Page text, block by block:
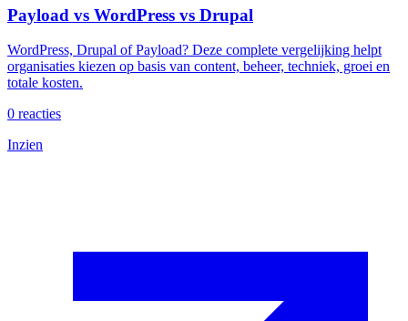
Payload vs WordPress vs Drupal
WordPress, Drupal of Payload? Deze complete vergelijking helpt
organisaties kiezen op basis van content, beheer, techniek, groei en
totale kosten.
0 reacties
Inzien